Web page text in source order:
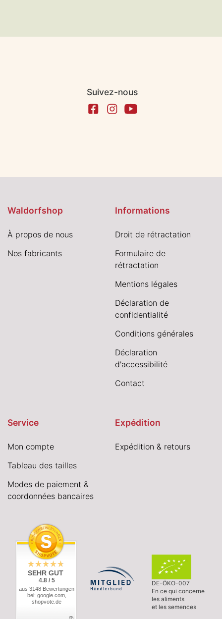
Suivez-nous
Waldorfshop
À propos de nous
Nos fabricants
Informations
Droit de rétractation
Formulaire de
rétractation
Mentions légales
Déclaration de
confidentialité
Conditions générales
Déclaration
d'accessibilité
Contact
Service
Mon compte
Tableau des tailles
Modes de paiement &
coordonnées bancaires
Expédition
Expédition & retours
SEHR GUT
4.8 / 5
aus 3148 Bewertungen
bei: google.com,
shopvote.de
DE-ÖKO-007
En ce qui concerne
les aliments
et les semences